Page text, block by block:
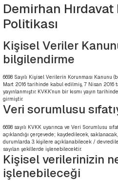
Demirhan Hırdavat
Politikası
Kişisel Veriler
bilgilendirme
6698 Sayılı Kişisel Verilerin Korunması Kanunu
Mart 2016 tarihinde kabul edilmiş, 7 Nisan 2016
yayınlanmıştır. KVKK’nun bir kısmı yayın
girmiştir.
Veri sorumlusu
6698 sayılı KVKK uyarınca ve Veri Sorumlusu
açıklandığı çerçevede; kaydedilecek,
durumlarda 3. kişilere açıklanabilecek /
sayılan şekillerde işlenebilecektir.
Kişisel verilerinizin
işlenebileceği